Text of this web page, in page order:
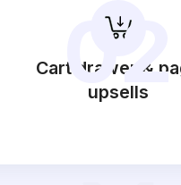
Cart drawer &
upsells
02